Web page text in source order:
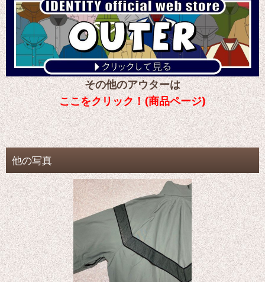
その他のアウターは
ここをクリック！(商品ページ)
他の写真